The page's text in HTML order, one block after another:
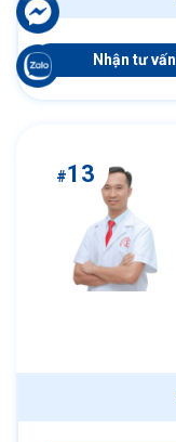
Nhận tư vấn
#13